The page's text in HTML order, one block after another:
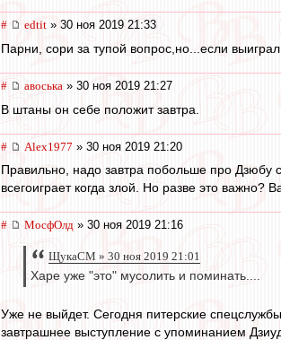
# edtit » 30 ноя 2019 21:33
Парни, сори за тупой вопрос,но...если
# авоська » 30 ноя 2019 21:27
В штаны он себе положит завтра.
# Alex1977 » 30 ноя 2019 21:20
Правильно, надо завтра побольше про Дзюбу
всегоиграет когда злой. Но разве это
# МосфОлд » 30 ноя 2019 21:16
ЩукаСМ » 30 ноя 2019 21:01
Харе уже "это" мусолить и поминать....
Уже не выйдет. Сегодня питерские
завтрашнее выступление с упоминанием